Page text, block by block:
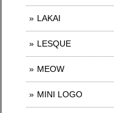
LAKAI
LESQUE
MEOW
MINI LOGO